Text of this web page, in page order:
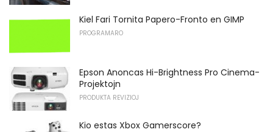
Kiel Fari Tornita Papero-Fronto en GIMP
PROGRAMARO
Epson Anoncas Hi-Brightness Pro Cinema-
Projektojn
PRODUKTA REVIZIOJ
Kio estas Xbox Gamerscore?